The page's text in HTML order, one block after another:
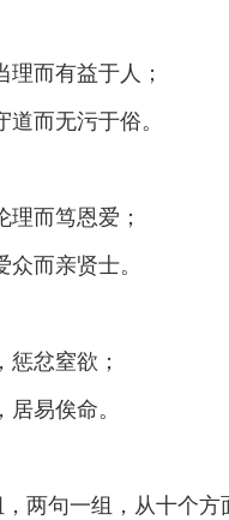
而有益于人；
而无污于俗。
而笃恩爱；
而亲贤士。
忿窒欲；
易俟命。
两句一组，从十个